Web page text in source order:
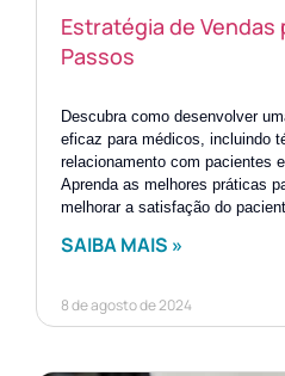
Estratégia de Vendas
Passos
Descubra como desenvolver
eficaz para médicos, incluindo
relacionamento com pacientes
Aprenda as melhores práticas
melhorar a satisfação do
SAIBA MAIS »
8 de agosto de 2024